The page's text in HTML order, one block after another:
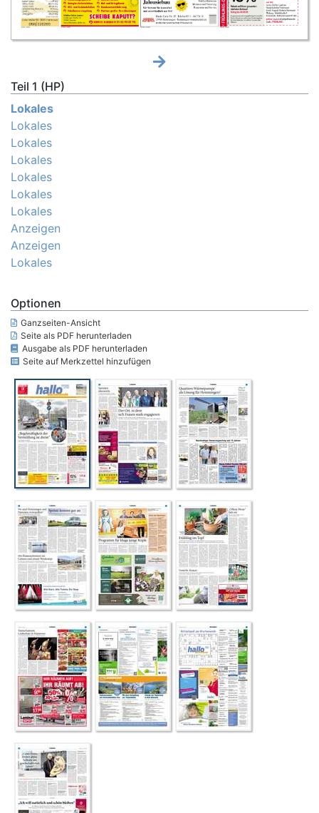
Teil 1 (HP)
Lokales
Lokales
Lokales
Lokales
Lokales
Lokales
Lokales
Anzeigen
Anzeigen
Lokales
Optionen
Ganzseiten-Ansicht
Seite als PDF herunterladen
Ausgabe als PDF herunterladen
Seite auf Merkzettel hinzufügen